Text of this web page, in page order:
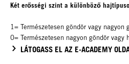
Két erősségi szint a különböző
1= Természetesen göndör vagy nagyon
0= Természetesen nagyon göndör vagy
LÁTOGASS EL AZ E-ACADEMY